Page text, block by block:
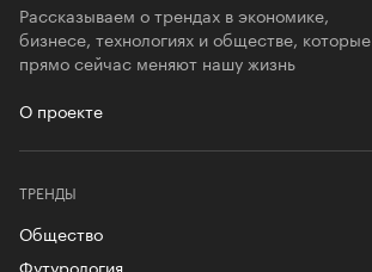
Рассказываем о трендах в экономике,
бизнесе, технологиях и обществе, которые
прямо сейчас меняют нашу жизнь
О проекте
ТРЕНДЫ
Общество
Футурология